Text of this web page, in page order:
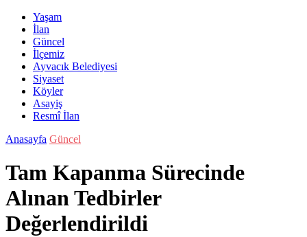
Yaşam
İlan
Güncel
İlçemiz
Ayvacık Belediyesi
Siyaset
Köyler
Asayiş
Resmî İlan
Anasayfa Güncel
Tam Kapanma Sürecinde
Alınan Tedbirler
Değerlendirildi